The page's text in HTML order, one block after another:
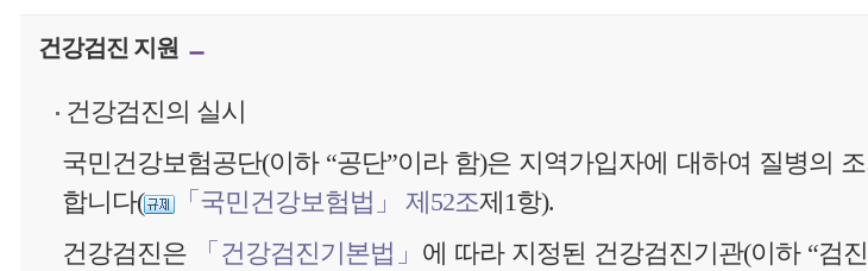
건강검진 지원
건강검진의 실시
국민건강보험공단(이하 “공단”이라 함)은 지역가입자에 대하여 질병의
합니다(
「국민건강보험법」 제52조제1항).
건강검진은
「건강검진기본법」 에 따라 지정된 건강검진기관(이하 “검